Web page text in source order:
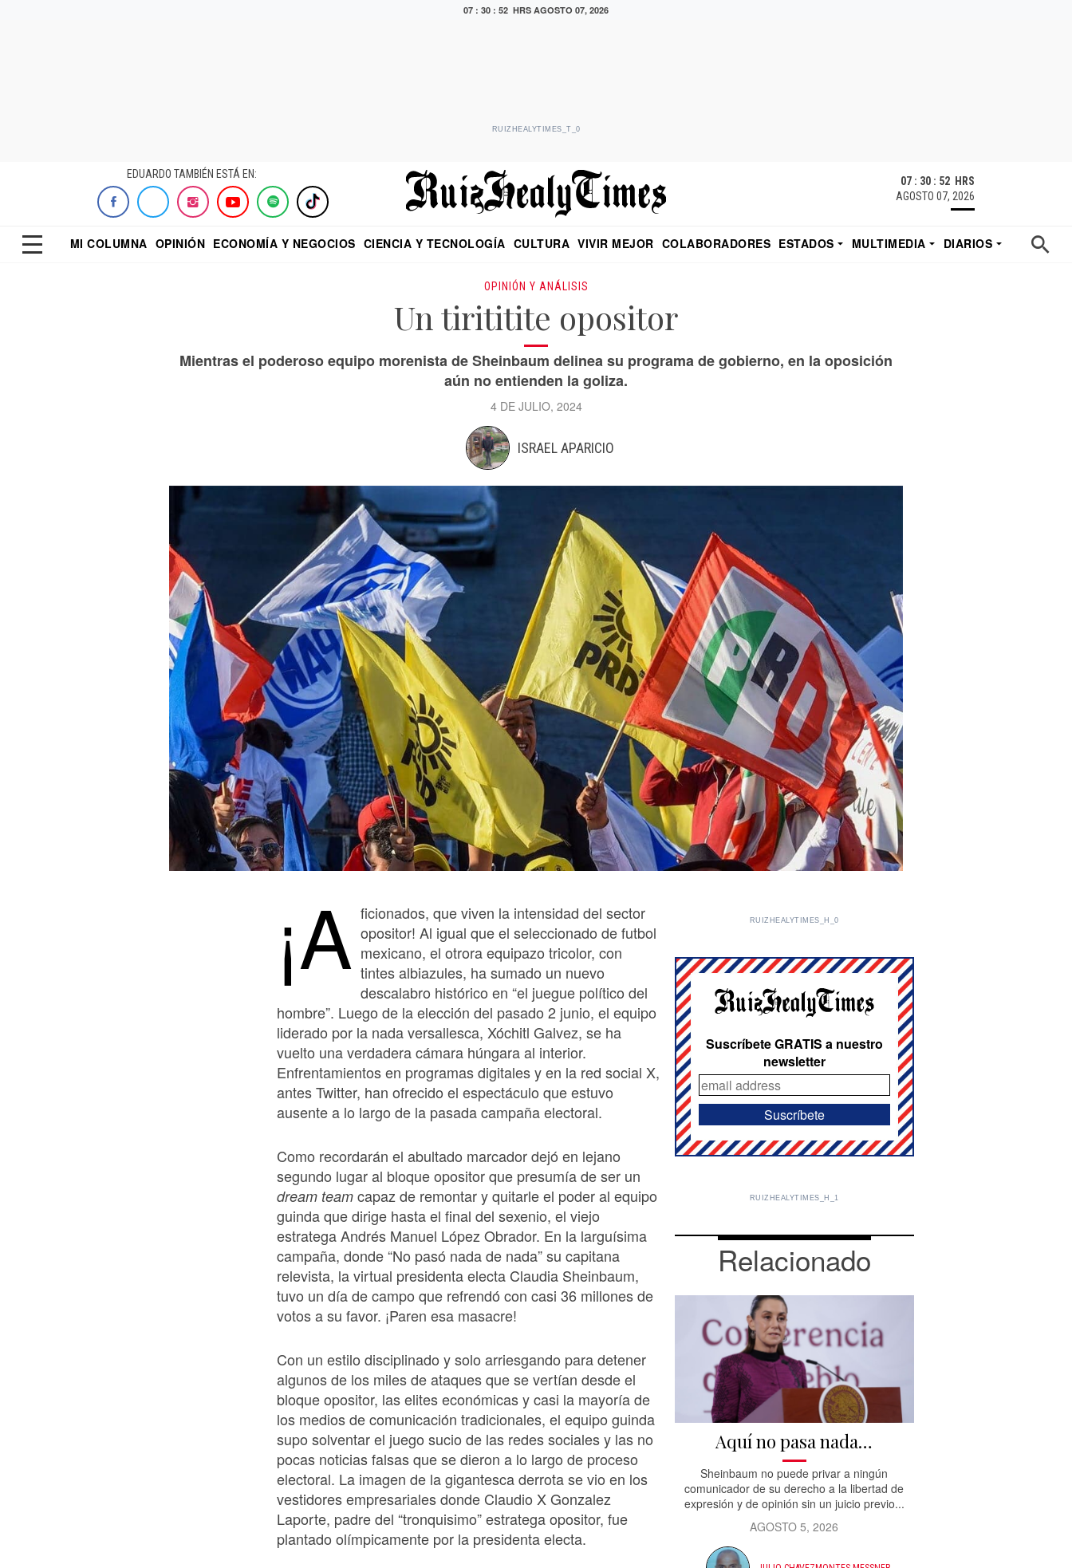
07 : 30 : 53 HRS AGOSTO 07, 2026
RUIZHEALYTIMES_T_0
EDUARDO TAMBIÉN ESTÁ EN:
07 : 30 : 53 HRS
AGOSTO 07, 2026
MI COLUMNA OPINIÓN ECONOMÍA Y NEGOCIOS CIENCIA Y TECNOLOGÍA CULTURA VIVIR MEJOR COLABORADORES ESTADOS MULTIMEDIA
DIARIOS
OPINIÓN Y ANÁLISIS
Un tirititite opositor
Mientras el poderoso equipo morenista de Sheinbaum delinea su programa de gobierno, en la oposición
aún no entienden la goliza.
4 DE JULIO, 2024
ISRAEL APARICIO
¡A ficionados, que viven la intensidad del sector
opositor! Al igual que el seleccionado de futbol
mexicano, el otrora equipazo tricolor, con
tintes albiazules, ha sumado un nuevo
descalabro histórico en “el juegue político del
hombre”. Luego de la elección del pasado 2 junio, el equipo
liderado por la nada versallesca, Xóchitl Galvez, se ha
vuelto una verdadera cámara húngara al interior.
Enfrentamientos en programas digitales y en la red social X,
antes Twitter, han ofrecido el espectáculo que estuvo
ausente a lo largo de la pasada campaña electoral.
Como recordarán el abultado marcador dejó en lejano
segundo lugar al bloque opositor que presumía de ser un
dream team capaz de remontar y quitarle el poder al equipo
guinda que dirige hasta el final del sexenio, el viejo
estratega Andrés Manuel López Obrador. En la larguísima
campaña, donde “No pasó nada de nada” su capitana
relevista, la virtual presidenta electa Claudia Sheinbaum,
tuvo un día de campo que refrendó con casi 36 millones de
votos a su favor. ¡Paren esa masacre!
Con un estilo disciplinado y solo arriesgando para detener
algunos de los miles de ataques que se vertían desde el
bloque opositor, las elites económicas y casi la mayoría de
los medios de comunicación tradicionales, el equipo guinda
supo solventar el juego sucio de las redes sociales y las no
pocas noticias falsas que se dieron a lo largo de proceso
electoral. La imagen de la gigantesca derrota se vio en los
vestidores empresariales donde Claudio X Gonzalez
Laporte, padre del “tronquisimo” estratega opositor, fue
plantado olímpicamente por la presidenta electa.
RUIZHEALYTIMES_H_0
Suscríbete GRATIS a nuestro
newsletter
RUIZHEALYTIMES_H_1
Relacionado
Aquí no pasa nada…
Sheinbaum no puede privar a ningún
comunicador de su derecho a la libertad de
expresión y de opinión sin un juicio previo...
AGOSTO 5, 2026